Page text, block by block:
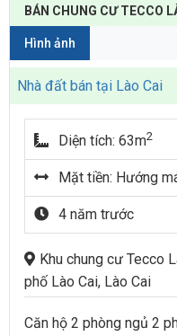
BÁN CHUNG CƯ TECCO
Hình ảnh
Nhà đất bán tại Lào Cai
Diện tích: 63m2
Mặt tiền: Hướng
4 năm trước
Khu chung cư Tecco
phố Lào Cai, Lào Cai
Căn hộ 2 phòng ngủ 2